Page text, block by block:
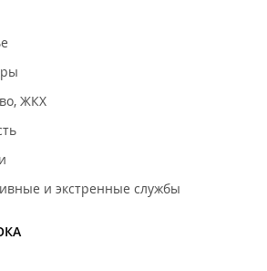
ЖКХ
и экстренные службы